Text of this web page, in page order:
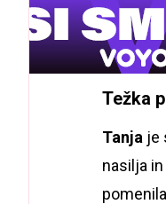
Težka
Tanja je
nasilja